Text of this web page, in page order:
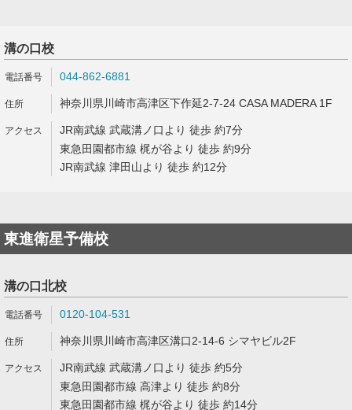
溝の口校
044-862-6881
神奈川県川崎市高津区下作延2-7-24 CASA MADERA 1F
JR南武線 武蔵溝ノ口より 徒歩 約7分
東急田園都市線 梶が谷より 徒歩 約9分
JR南武線 津田山より 徒歩 約12分
東進衛星予備校
溝の口北校
0120-104-531
神奈川県川崎市高津区溝口2-14-6 シマヤビル2F
JR南武線 武蔵溝ノ口より 徒歩 約5分
東急田園都市線 高津より 徒歩 約8分
東急田園都市線 梶が谷より 徒歩 約14分